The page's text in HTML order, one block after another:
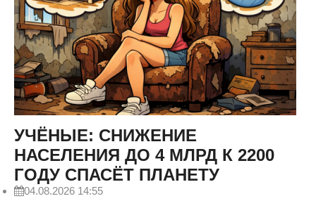
УЧЁНЫЕ: СНИЖЕНИЕ
НАСЕЛЕНИЯ ДО 4 МЛРД К 2200
ГОДУ СПАСЁТ ПЛАНЕТУ
04.08.2026 14:55